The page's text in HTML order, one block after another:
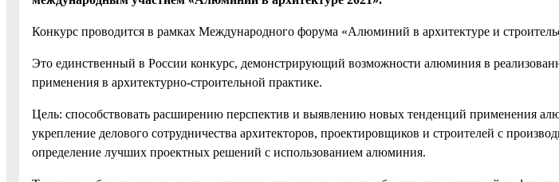
Конкурс проводится в рамках Международного форума «Алюминий в архитектуре и
Это единственный в России конкурс, демонстрирующий возможности алюминия в
применения в архитектурно-строительной практике.
Цель: способствовать расширению перспектив и выявлению новых тенденций применения
укрепление делового сотрудничества архитекторов, проектировщиков и строителей с
определение лучших проектных решений с использованием алюминия.